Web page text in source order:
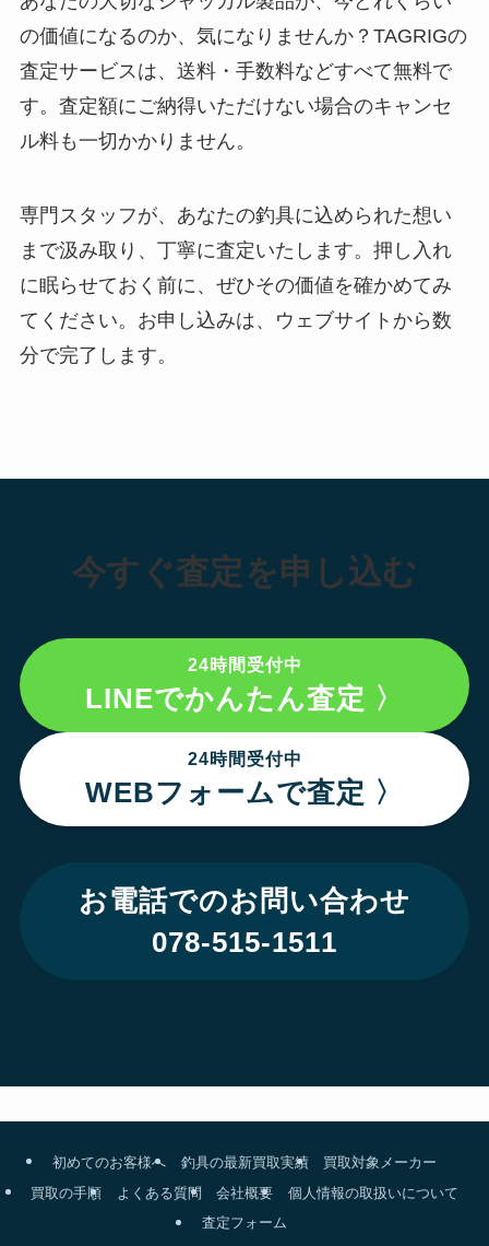
の価値になるのか、気になりませんか？TAGRIGの
査定サービスは、送料・手数料などすべて無料で
す。査定額にご納得いただけない場合のキャンセ
ル料も一切かかりません。
専門スタッフが、あなたの釣具に込められた想い
まで汲み取り、丁寧に査定いたします。押し入れ
に眠らせておく前に、ぜひその価値を確かめてみ
てください。お申し込みは、ウェブサイトから数
分で完了します。
今すぐ査定を申し込む
24時間受付中
LINEでかんたん査定 〉
24時間受付中
WEBフォームで査定 〉
お電話でのお問い合わせ
078-515-1511
初めてのお客様へ 釣具の最新買取実績
買取対象メーカー
買取の手順
よくある質問 会社概要
個人情報の取扱いについて
査定フォーム